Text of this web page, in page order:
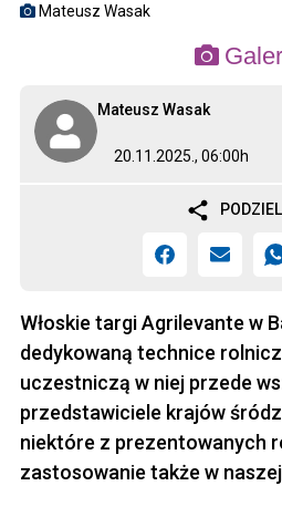
Mateusz Wasak
20.11.2025., 06:00h
Mateusz Wasak
Włoskie targi Agrilevante w
dedykowaną technice
uczestniczą w niej przede
przedstawiciele krajów
niektóre z prezentowanych
zastosowanie także w